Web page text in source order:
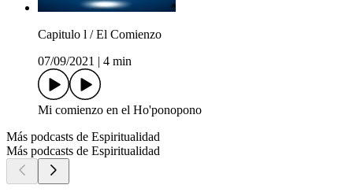
Capitulo l / El Comienzo
07/09/2021
4 min
Mi comienzo en el Ho'ponopono
Más podcasts de Espiritualidad
Más podcasts de Espiritualidad